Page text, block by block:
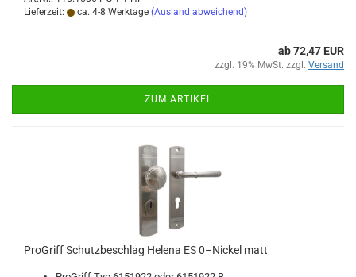
Lieferzeit:
ca. 4-8 Werktage (Ausland abweichend)
ab 72,47 EUR
zzgl. 19% MwSt. zzgl. Versand
ZUM ARTIKEL
Pro­Griff Schutz­be­schlag He­le­na ES 0–Ni­ckel matt